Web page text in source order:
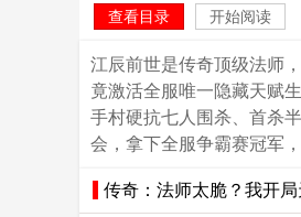
查看目录 开始阅读
江辰前世是传奇顶级法师
竟激活全服唯一隐藏天赋
手村硬抗七人围杀、首杀
会，拿下全服争霸赛冠军
传奇：法师太脆？我开